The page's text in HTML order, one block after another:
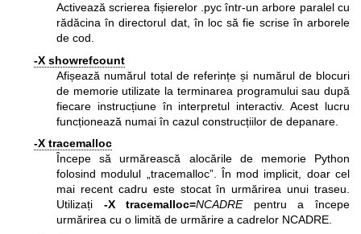
Activează scrierea fișierelor .pyc într-un arbore paralel cu
rădăcina în directorul dat, în loc să fie scrise în arborele
de cod.
-X showrefcount
Afișează numărul total de referințe și numărul de blocuri
de memorie utilizate la terminarea programului sau după
fiecare instrucțiune în interpretul interactiv. Acest lucru
funcționează numai în cazul construcțiilor de depanare.
-X tracemalloc
Începe să urmărească alocările de memorie Python
folosind modulul „tracemalloc”. În mod implicit, doar cel
mai recent cadru este stocat în urmărirea unui traseu.
Utilizați -X tracemalloc=NCADREpentru a începe
urmărirea cu o limită de urmărire a cadrelor NCADRE.